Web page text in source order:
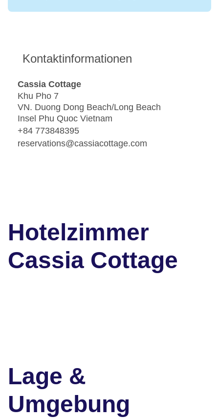
Kontaktinformationen
Cassia Cottage
Khu Pho 7
VN. Duong Dong Beach/Long Beach
Insel Phu Quoc Vietnam
+84 773848395
reservations@cassiacottage.com
Hotelzimmer
Cassia Cottage
Lage &
Umgebung